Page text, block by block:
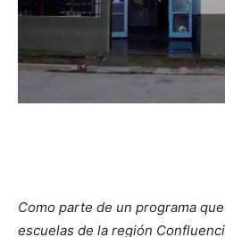
Como parte de un programa
escuelas de la región